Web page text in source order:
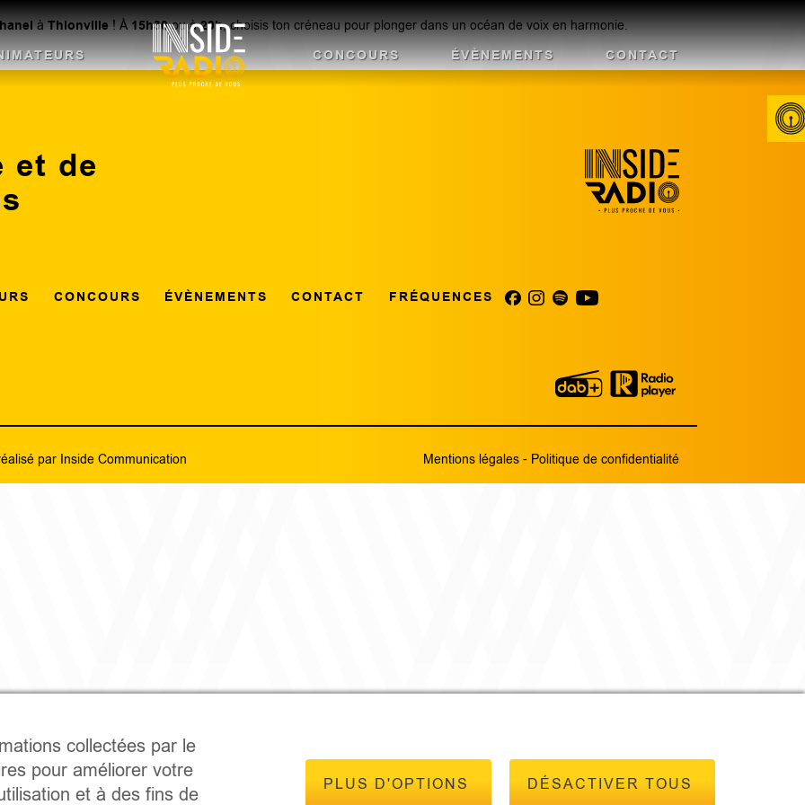
CONCOURS ÉVÈNEMENTS CONTACT
àThionville! À15h30ou à20h, choisis ton créneau pour plonger dans un océan de voix en harmonie.
et de
CONCOURS ÉVÈNEMENTS CONTACT FRÉQUENCES
par Inside Communication Mentions légales - Politique de confidentialité
collectées par le
pour améliorer votre
et à des fins de
PLUS D'OPTIONS DÉSACTIVER TOUS